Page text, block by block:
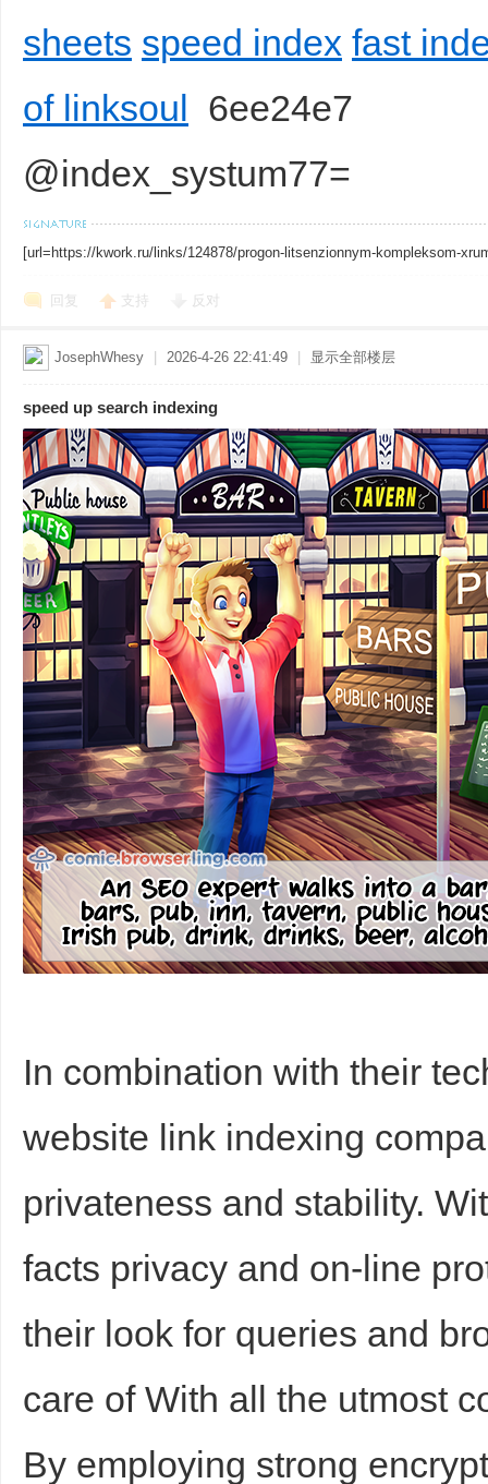
sheets speed index fast
of linksoul 6ee24e7
@index_systum77=
[url=https://kwork.ru/links/124878/progon-litsenzionnym-kompleksom-
回复 支持 反对
JosephWhesy 2026-4-26 22:41:49 显示全部楼层
speed up search indexing
In combination with their
website link indexing
privateness and stability.
facts privacy and on-line
their look for queries and
care of With all the utmost
By employing strong